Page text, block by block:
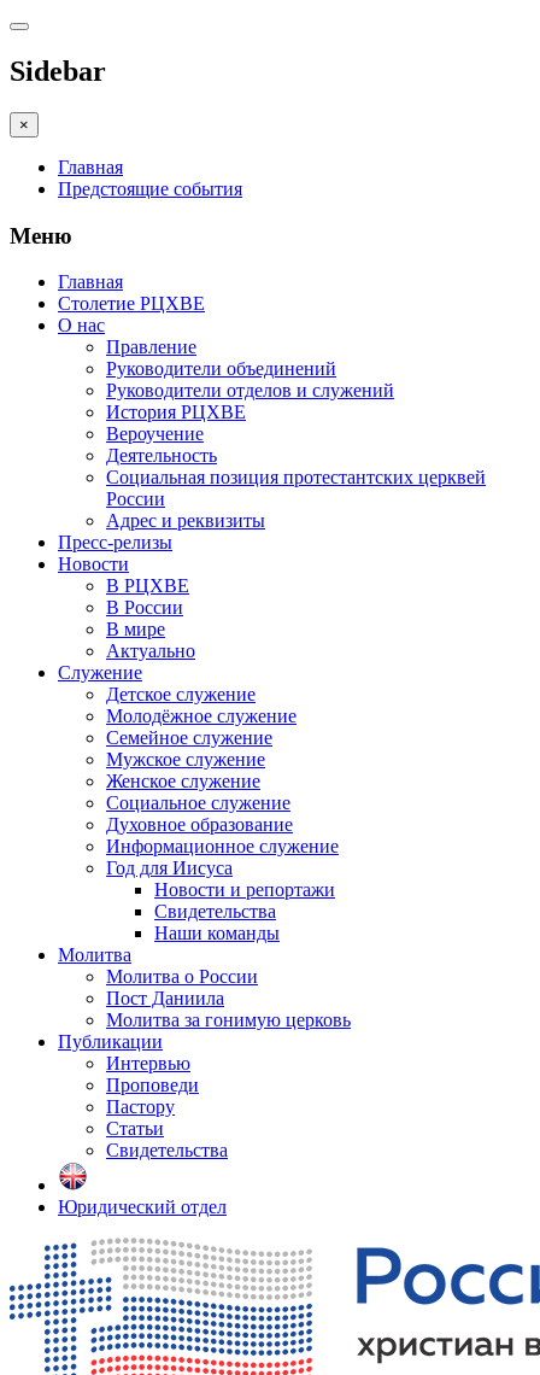
Sidebar
×
Главная
Предстоящие события
Меню
Главная
Столетие РЦХВЕ
О нас
Правление
Руководители объединений
Руководители отделов и служений
История РЦХВЕ
Вероучение
Деятельность
Социальная позиция протестантских церквей
России
Адрес и реквизиты
Пресс-релизы
Новости
В РЦХВЕ
В России
В мире
Актуально
Служение
Детское служение
Молодёжное служение
Семейное служение
Мужское служение
Женское служение
Социальное служение
Духовное образование
Информационное служение
Год для Иисуса
Новости и репортажи
Свидетельства
Наши команды
Молитва
Молитва о России
Пост Даниила
Молитва за гонимую церковь
Публикации
Интервью
Проповеди
Пастору
Статьи
Свидетельства
Юридический отдел